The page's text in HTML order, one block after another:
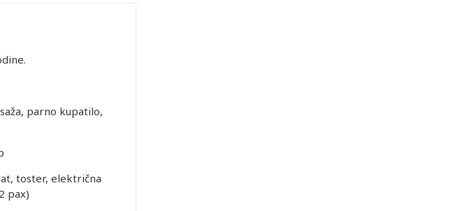
parno kupatilo,
toster, električna
pax)